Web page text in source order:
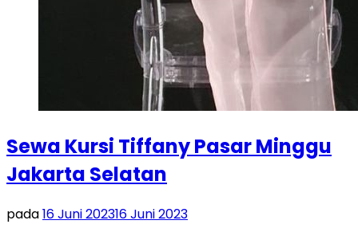
Sewa Kursi Tiffany Pasar Minggu
Jakarta Selatan
pada16 Juni 202316 Juni 2023